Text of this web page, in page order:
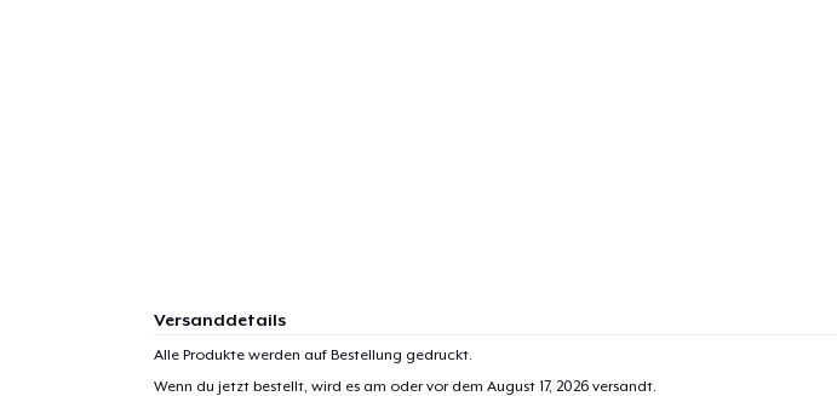
Versanddetails
Alle Produkte werden auf Bestellung gedruckt.
Wenn du jetzt bestellt, wird es am oder vor dem August 17, 2026versandt.
hinzugefügt